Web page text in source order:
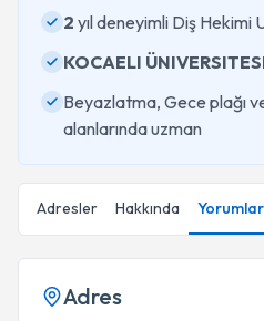
2 yıl deneyimli Diş Hekimi
KOCAELI
Beyazlatma, Gece plağı
alanlarında uzman
Adresler Hakkında Yorumlar
Adres